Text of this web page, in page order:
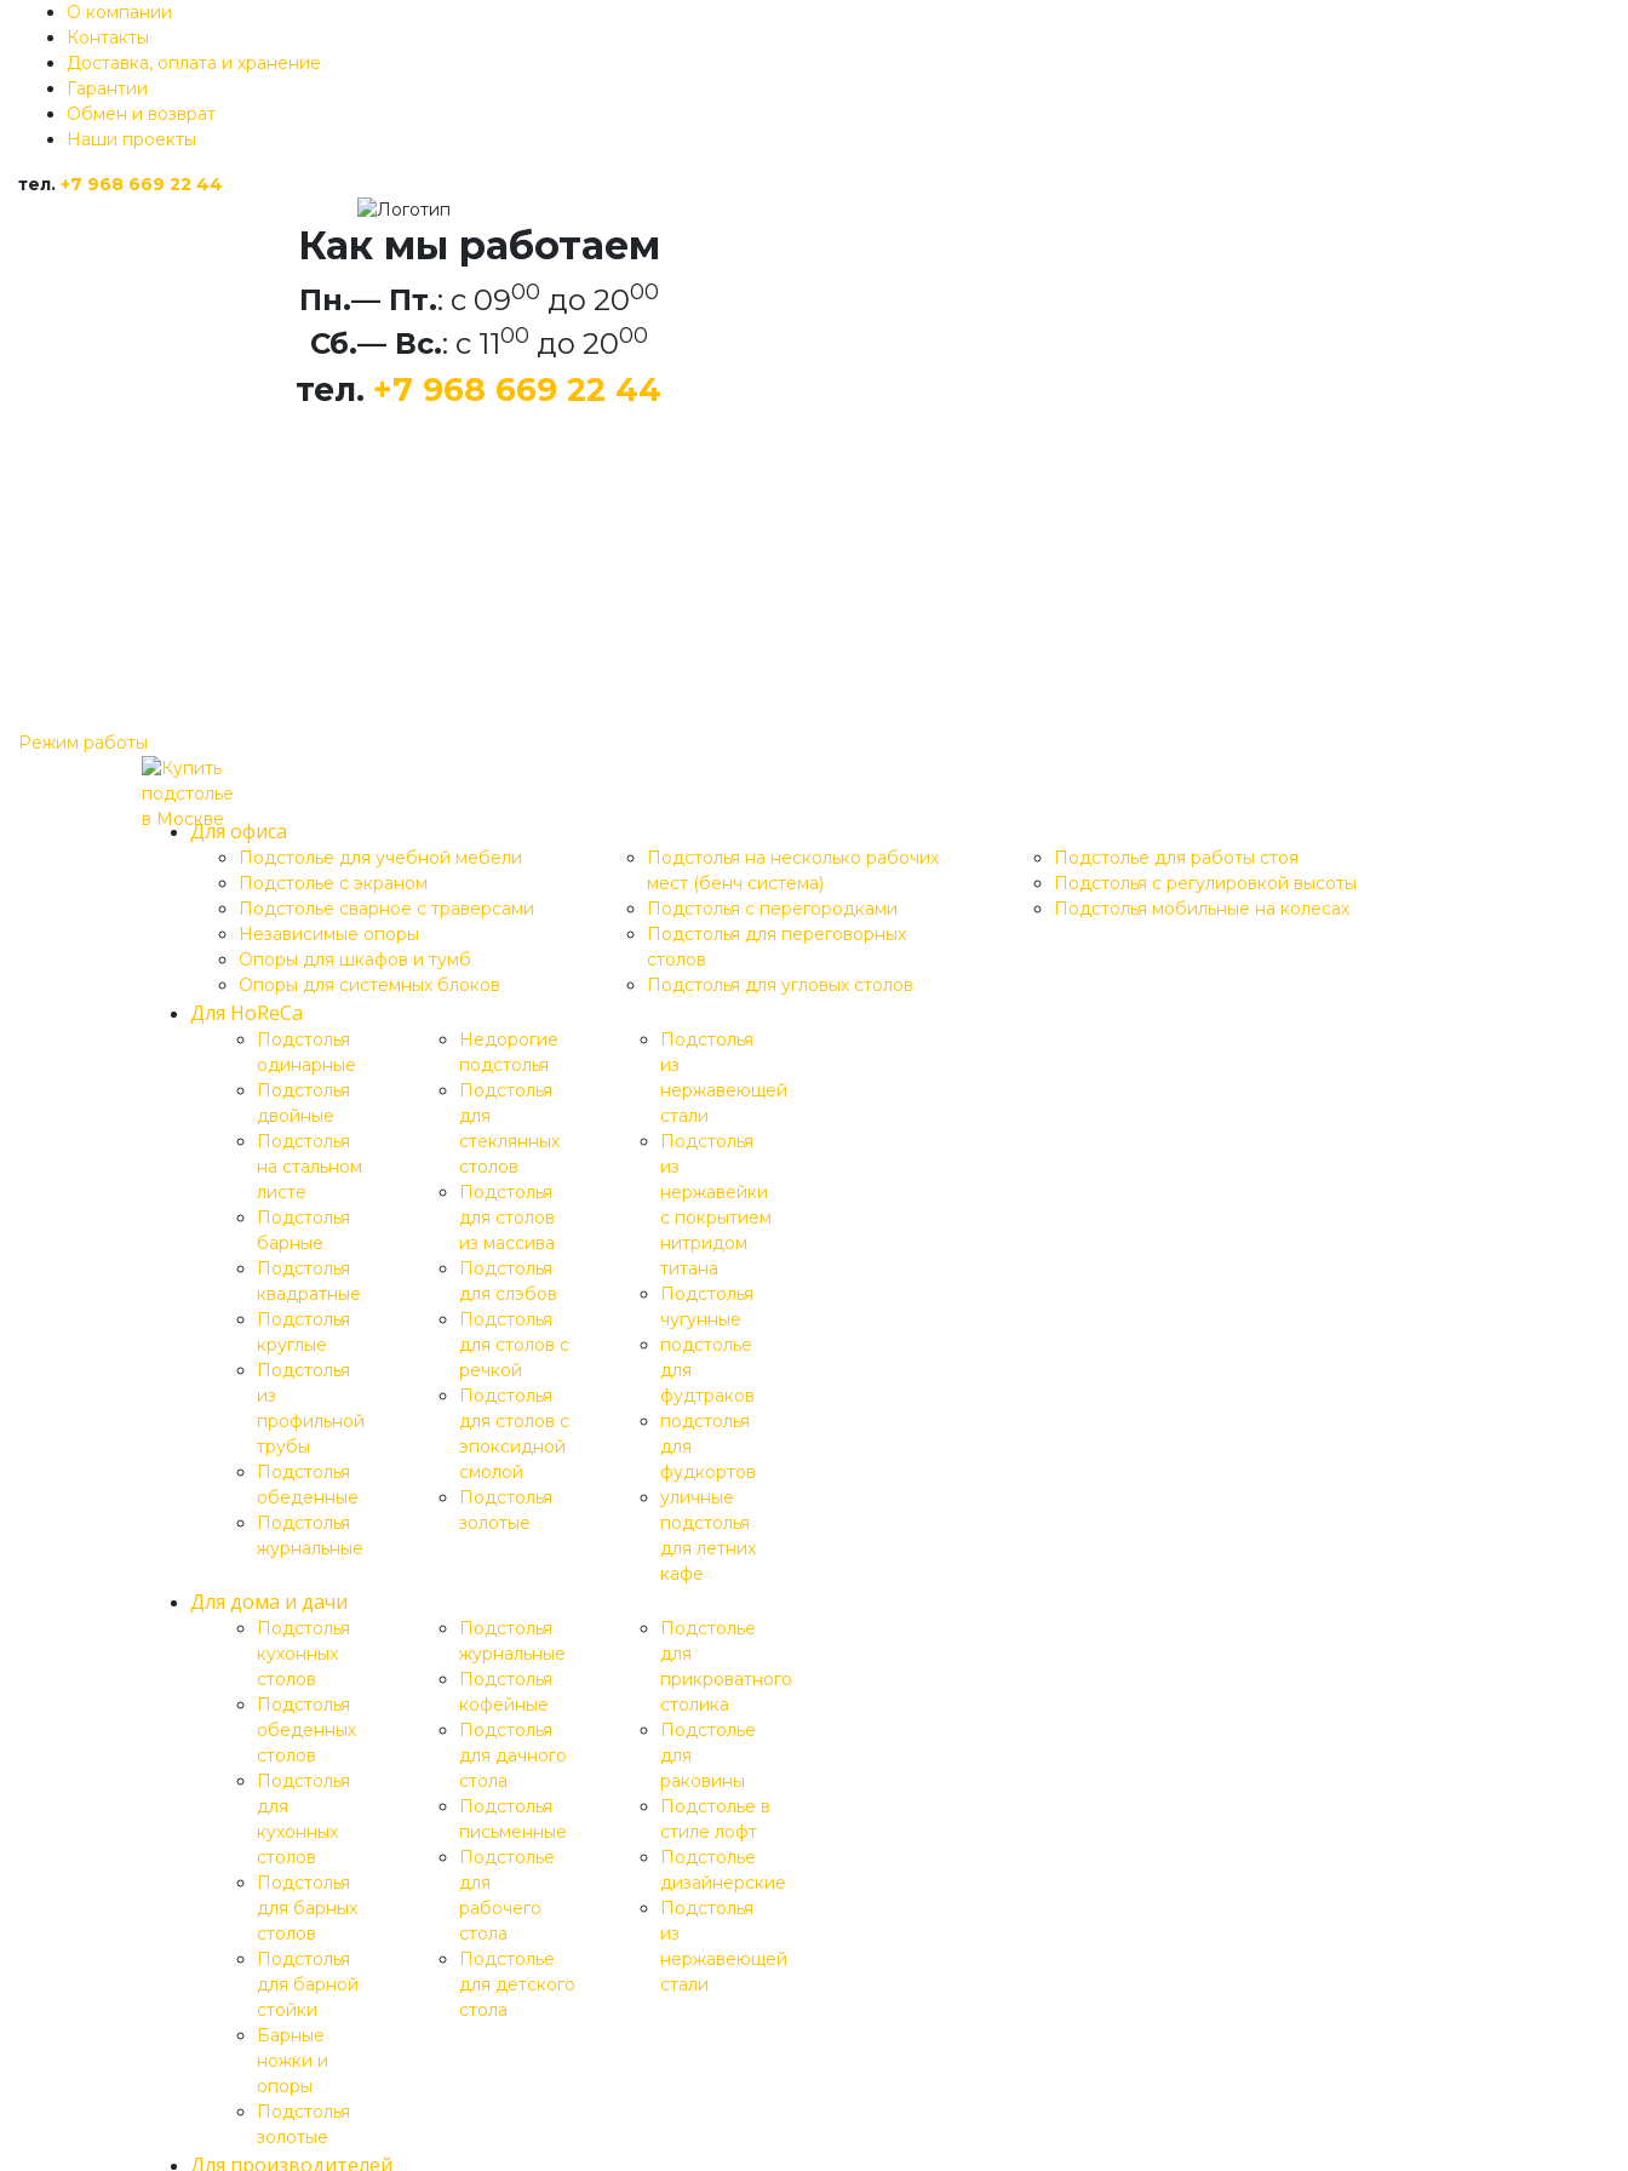
О компании
Контакты
Доставка, оплата и хранение
Гарантии
Обмен и возврат
Наши проекты
тел. +7 968 669 22 44
Как мы работаем
Пн.— Пт.: c 0900 до 2000
Сб.— Вс.: c 1100 до 2000
тел. +7 968 669 22 44
Режим работы
Для офиса
Подстолье для учебной мебели
Подстолье c экраном
Подстолье сварное с траверсами
Независимые опоры
Опоры для шкафов и тумб
Опоры для системных блоков
Подстолья на несколько рабочих
мест (бенч система)
Подстолья с перегородками
Подстолья для переговорных
столов
Подстолья для угловых столов
Подстолье для работы стоя
Подстолья с регулировкой высоты
Подстолья мобильные на колесах
Для HoReCa
Подстолья
одинарные
Подстолья
двойные
Подстолья
на стальном
листе
Подстолья
барные
Подстолья
квадратные
Подстолья
круглые
Подстолья
из
профильной
трубы
Подстолья
обеденные
Подстолья
журнальные
Недорогие
подстолья
Подстолья
для
стеклянных
столов
Подстолья
для столов
из массива
Подстолья
для слэбов
Подстолья
для столов с
речкой
Подстолья
для столов с
эпоксидной
смолой
Подстолья
золотые
Подстолья
из
нержавеющей
стали
Подстолья
из
нержавейки
с покрытием
нитридом
титана
Подстолья
чугунные
подстолье
для
фудтраков
подстолья
для
фудкортов
уличные
подстолья
для летних
кафе
Для дома и дачи
Подстолья
кухонных
столов
Подстолья
обеденных
столов
Подстолья
для
кухонных
столов
Подстолья
для барных
столов
Подстолья
для барной
стойки
Барные
ножки и
опоры
Подстолья
золотые
Подстолья
журнальные
Подстолья
кофейные
Подстолья
для дачного
стола
Подстолья
письменные
Подстолье
для
рабочего
стола
Подстолье
для детского
стола
Подстолье
для
прикроватного
столика
Подстолье
для
раковины
Подстолье в
стиле лофт
Подстолье
дизайнерские
Подстолья
из
нержавеющей
стали
Для производителей